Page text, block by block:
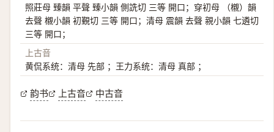
照莊母 臻韻 平聲 臻小韻 側詵切 三等 開口；穿初母 （櫬）韻
去聲 櫬小韻 初覲切 三等 開口；清母 震韻 去聲 親小韻 七遴切
三等 開口；
上古音
黄侃系统：清母 先部 ；王力系统：清母 真部 ；
韵书 上古音 中古音